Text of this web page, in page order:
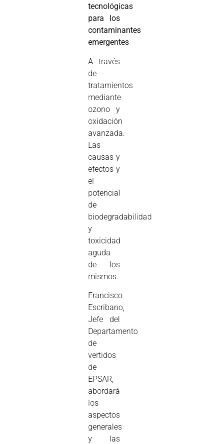
tecnológicas
para los
contaminantes
emergentes
A través
de
tratamientos
mediante
ozono y
oxidación
avanzada.
Las
causas y
efectos y
el
potencial
de
biodegradabilidad
y
toxicidad
aguda
de los
mismos.
Francisco
Escribano,
Jefe del
Departamento
de
vertidos
de
EPSAR,
abordará
los
aspectos
generales
y las